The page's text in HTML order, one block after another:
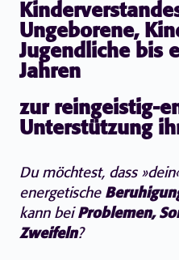
Ungeborene,
Jugendliche bis
Jahren
zur reingeistig-
Unterstützung
Du möchtest, dass
energetische
kann bei Problemen,
Zweifeln?